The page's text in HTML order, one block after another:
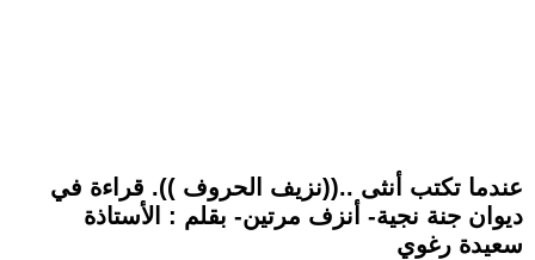
عندما تكتب أنثى ..((نزيف الحروف )). قراءة في
ديوان جنة نجية- أنزف مرتين- بقلم : الأستاذة
سعيدة رغوي